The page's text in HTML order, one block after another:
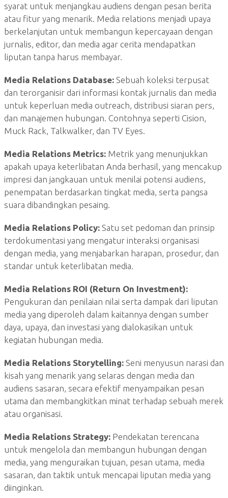
syarat untuk menjangkau audiens dengan pesan berita
atau fitur yang menarik. Media relations menjadi upaya
berkelanjutan untuk membangun kepercayaan dengan
jurnalis, editor, dan media agar cerita mendapatkan
liputan tanpa harus membayar.
Media Relations Database: Sebuah koleksi terpusat
dan terorganisir dari informasi kontak jurnalis dan media
untuk keperluan media outreach, distribusi siaran pers,
dan manajemen hubungan. Contohnya seperti Cision,
Muck Rack, Talkwalker, dan TV Eyes.
Media Relations Metrics: Metrik yang menunjukkan
apakah upaya keterlibatan Anda berhasil, yang mencakup
impresi dan jangkauan untuk menilai potensi audiens,
penempatan berdasarkan tingkat media, serta pangsa
suara dibandingkan pesaing.
Media Relations Policy: Satu set pedoman dan prinsip
terdokumentasi yang mengatur interaksi organisasi
dengan media, yang menjabarkan harapan, prosedur, dan
standar untuk keterlibatan media.
Media Relations ROI (Return On Investment):
Pengukuran dan penilaian nilai serta dampak dari liputan
media yang diperoleh dalam kaitannya dengan sumber
daya, upaya, dan investasi yang dialokasikan untuk
kegiatan hubungan media.
Media Relations Storytelling: Seni menyusun narasi dan
kisah yang menarik yang selaras dengan media dan
audiens sasaran, secara efektif menyampaikan pesan
utama dan membangkitkan minat terhadap sebuah merek
atau organisasi.
Media Relations Strategy: Pendekatan terencana
untuk mengelola dan membangun hubungan dengan
media, yang menguraikan tujuan, pesan utama, media
sasaran, dan taktik untuk mencapai liputan media yang
diinginkan.